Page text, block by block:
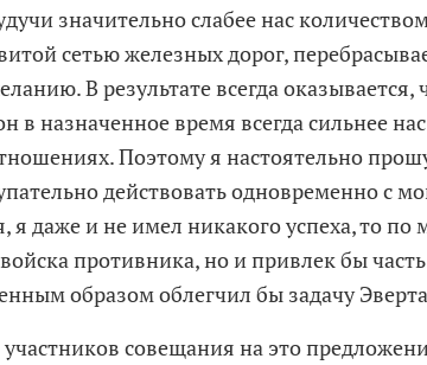
значительно слабее нас
сетью железных дорог,
В результате всегда оказывается,
в назначенное время всегда сильнее
Поэтому я настоятельно
действовать одновременно с
я даже и не имел никакого успеха, то
противника, но и привлек бы
образом облегчил бы задачу
совещания на это